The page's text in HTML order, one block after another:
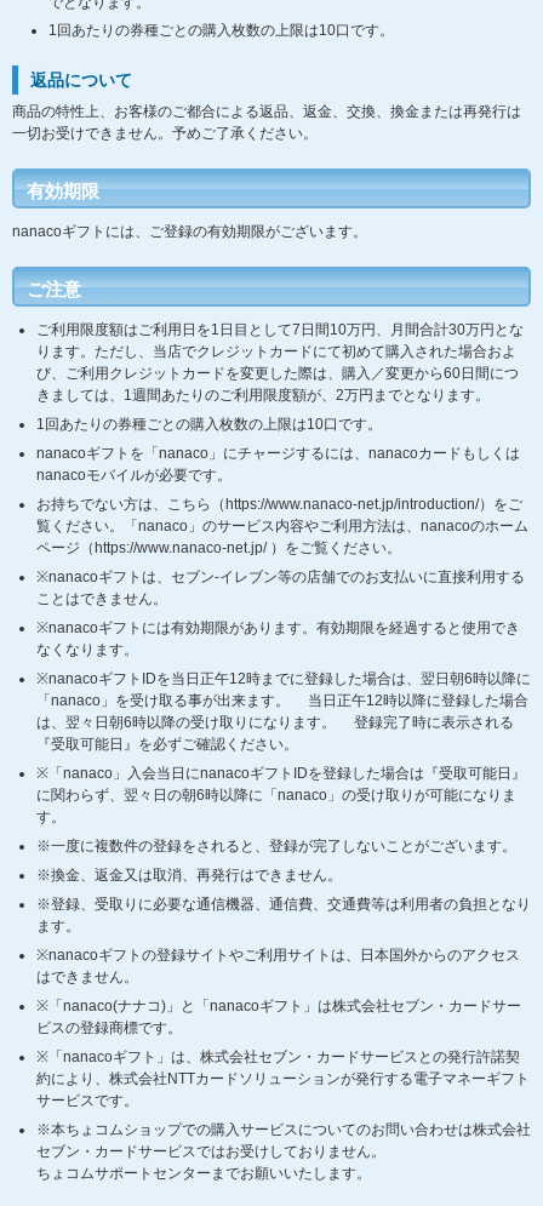
1回あたりの券種ごとの購入枚数の上限は10口です。
返品について
商品の特性上、お客様のご都合による返品、返金、交換、換金または再発行は
一切お受けできません。予めご了承ください。
有効期限
nanacoギフトには、ご登録の有効期限がございます。
ご注意
ご利用限度額はご利用日を1日目として7日間10万円、月間合計30万円とな
ります。ただし、当店でクレジットカードにて初めて購入された場合およ
び、ご利用クレジットカードを変更した際は、購入／変更から60日間につ
きましては、1週間あたりのご利用限度額が、2万円までとなります。
1回あたりの券種ごとの購入枚数の上限は10口です。
nanacoギフトを「nanaco」にチャージするには、nanacoカードもしくは
nanacoモバイルが必要です。
お持ちでない方は、こちら（https://www.nanaco-net.jp/introduction/）をご
覧ください。 「nanaco」のサービス内容やご利用方法は、nanacoのホーム
ページ（https://www.nanaco-net.jp/ ）をご覧ください。
※nanacoギフトは、セブン-イレブン等の店舗でのお支払いに直接利用する
ことはできません。
※nanacoギフトには有効期限があります。有効期限を経過すると使用でき
なくなります。
※nanacoギフトIDを当日正午12時までに登録した場合は、翌日朝6時以降に
「nanaco」を受け取る事が出来ます。 当日正午12時以降に登録した場合
は、翌々日朝6時以降の受け取りになります。 登録完了時に表示される
『受取可能日』を必ずご確認ください。
※「nanaco」入会当日にnanacoギフトIDを登録した場合は『受取可能日』
に関わらず、翌々日の朝6時以降に「nanaco」の受け取りが可能になりま
す。
※一度に複数件の登録をされると、登録が完了しないことがございます。
※換金、返金又は取消、再発行はできません。
※登録、受取りに必要な通信機器、通信費、交通費等は利用者の負担となり
ます。
※nanacoギフトの登録サイトやご利用サイトは、日本国外からのアクセス
はできません。
※「nanaco(ナナコ)」と「nanacoギフト」は株式会社セブン・カードサー
ビスの登録商標です。
※「nanacoギフト」は、株式会社セブン・カードサービスとの発行許諾契
約により、株式会社NTTカードソリューションが発行する電子マネーギフト
サービスです。
※本ちょコムショップでの購入サービスについてのお問い合わせは株式会社
セブン・カードサービスではお受けしておりません。
ちょコムサポートセンターまでお願いいたします。